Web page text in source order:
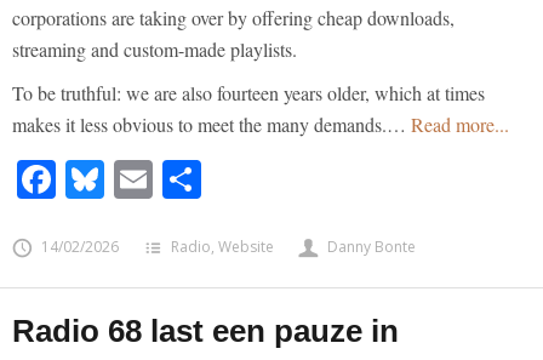
corporations are taking over by offering cheap downloads,
streaming and custom-made playlists.
To be truthful: we are also fourteen years older, which at times
makes it less obvious to meet the many demands.… Read more...
Facebook
Bluesky
Email
14/02/2026 Radio,Website Danny Bonte
Radio 68 last een pauze in